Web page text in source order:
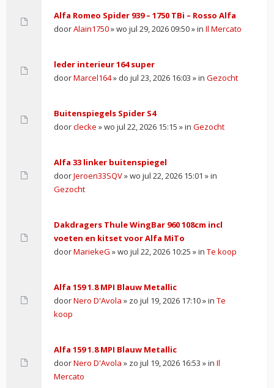
Alfa Romeo Spider 939 – 1750 TBi – Rosso Alfa
doorAlain1750» wo jul 29, 2026 09:50 » in Il Mercato
leder interieur 164 super
doorMarcel164» do jul 23, 2026 16:03 » in Gezocht
Buitenspiegels Spider S4
doorclecke » wo jul 22, 2026 15:15 » in Gezocht
Alfa 33 linker buitenspiegel
doorJeroen33SQV» wo jul 22, 2026 15:01 » in
Gezocht
Dakdragers Thule WingBar 960 108cm incl
voeten en kitset voor Alfa MiTo
doorMariekeG » wo jul 22, 2026 10:25 » in Te koop
Alfa 159 1.8 MPI Blauw Metallic
doorNero D'Avola » zo jul 19, 2026 17:10 » in Te
koop
Alfa 159 1.8 MPI Blauw Metallic
doorNero D'Avola » zo jul 19, 2026 16:53 » in Il
Mercato